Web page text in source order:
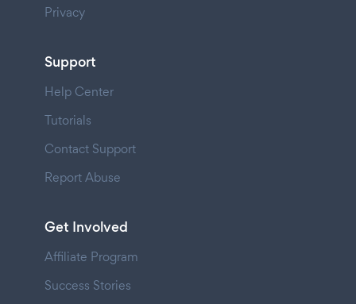
Privacy
Support
Help Center
Tutorials
Contact Support
Report Abuse
Get Involved
Affiliate Program
Success Stories